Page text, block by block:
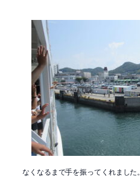
なくなるまで手を振ってくれました。